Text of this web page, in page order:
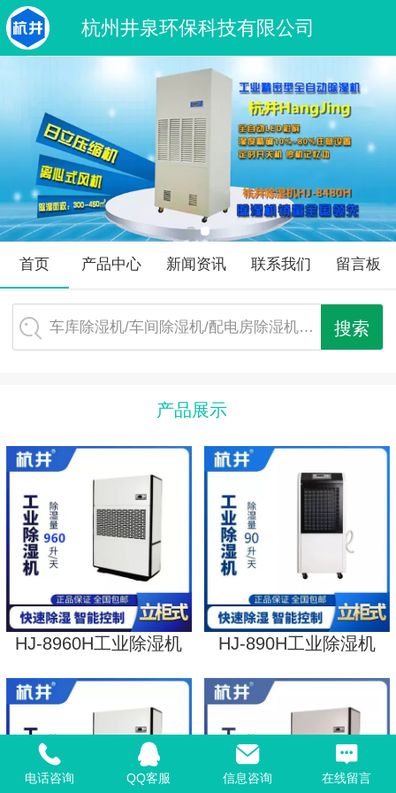
杭州井泉环保科技有限公司
首页 产品中心 新闻资讯 联系我们 留言板
车库除湿机/车间除湿机/配电房除湿机…
产品展示
HJ-8960H工业除湿机 HJ-890H工业除湿机
电话咨询 QQ客服 信息咨询 在线留言